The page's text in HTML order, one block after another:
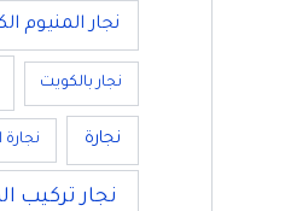
نجار المنيوم
نجار بالكويت
نجارة
نجار تركيب